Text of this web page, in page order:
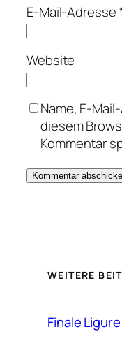
E-Mail-Adresse
Website
Name, E-
diesem
Kommentar
WEITERE
Finale Ligure